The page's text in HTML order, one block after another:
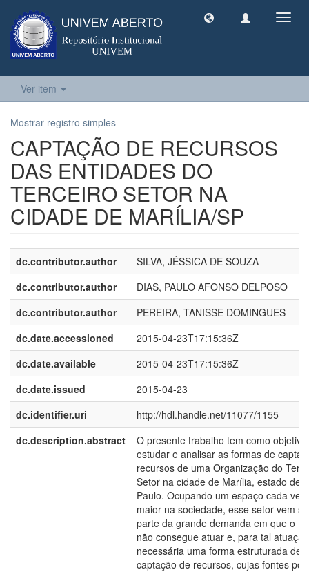
Ver item
Mostrar registro simples
CAPTAÇÃO DE RECURSOS
DAS ENTIDADES DO
TERCEIRO SETOR NA
CIDADE DE MARÍLIA/SP
dc.contributor.author
SILVA, JÉSSICA DE SOUZA
dc.contributor.author
DIAS, PAULO AFONSO DELPOSO
dc.contributor.author
PEREIRA, TANISSE DOMINGUES
dc.date.accessioned
2015-04-23T17:15:36Z
dc.date.available
2015-04-23T17:15:36Z
dc.date.issued
2015-04-23
dc.identifier.uri
http://hdl.handle.net/11077/1155
dc.description.abstract
O presente trabalho tem como objetivo
estudar e analisar as formas de
recursos de uma Organização do
Setor na cidade de Marília, estado de
Paulo. Ocupando um espaço cada vez
maior na sociedade, esse setor vem
parte da grande demanda em que o
não consegue atuar e, para tal
necessária uma forma estruturada de
captação de recursos, cujas fontes